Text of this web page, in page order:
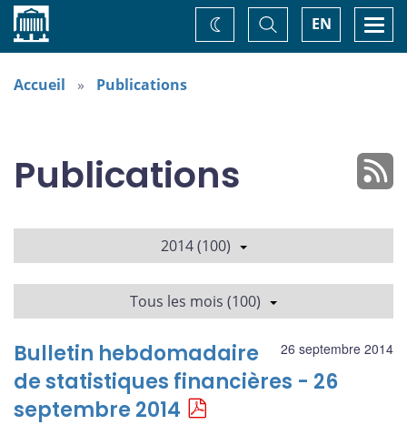
Accueil EN
Basculer
la
recherche
Changez
de
Accueil Publications
Publications
2014 (100)
Tous les mois (100)
26 septembre 2014
Bulletin hebdomadaire
de statistiques financières - 26
septembre 2014